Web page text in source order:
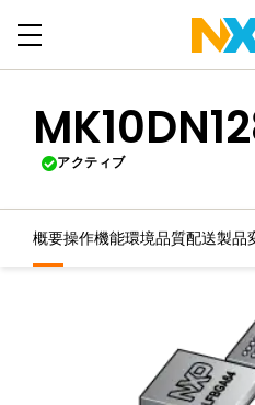
アクティブ
概要操作機能環境品質配送製品